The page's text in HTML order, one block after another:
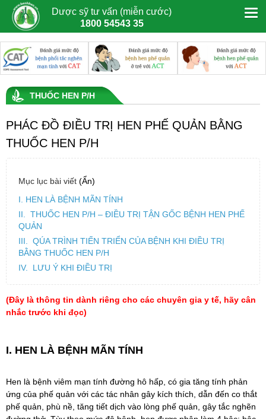
Dược sỹ tư vấn (miễn cước)
1800 54543 35
THUỐC HEN P/H
PHÁC ĐỒ ĐIỀU TRỊ HEN PHẾ QUẢN BẰNG
THUỐC HEN P/H
Mục lục bài viết (Ẩn)
I. HEN LÀ BỆNH MÃN TÍNH
II. THUỐC HEN P/H – ĐIỀU TRỊ TẬN GỐC BỆNH HEN PHẾ
QUẢN
III. QÚA TRÌNH TIẾN TRIỂN CỦA BỆNH KHI ĐIỀU TRỊ
BẰNG THUỐC HEN P/H
IV. LƯU Ý KHI ĐIỀU TRỊ
(Đây là thông tin dành riêng cho các chuyên gia y tế, hãy cân
nhắc trước khi đọc)
I. HEN LÀ BỆNH MÃN TÍNH
Hen là bệnh viêm mạn tính đường hô hấp, có gia tăng tính phản
ứng của phế quản với các tác nhân gây kích thích, dẫn đến co thắt
phế quản, phù nề, tăng tiết dịch vào lòng phế quản, gây tắc nghẽn